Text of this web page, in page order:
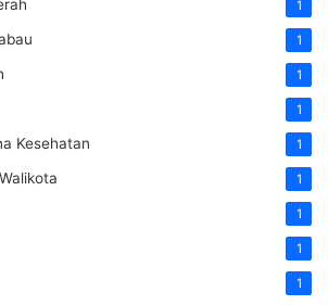
1
1
1
1
Kesehatan 1
1
1
1
1